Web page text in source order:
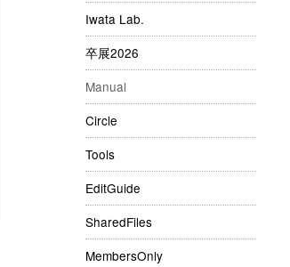
Iwata Lab.
卒展2026
Manual
Circle
Tools
EditGuide
SharedFiles
MembersOnly